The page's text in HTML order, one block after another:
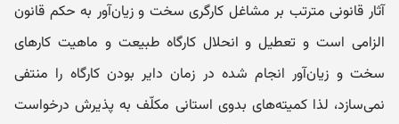
آثار قانونی مترتب بر مشاغل کارگری سخت و زیان‌آور به حکم قانون
الزامی است و تعطیل و انحلال کارگاه طبیعت و ماهیت کارهای
سخت و زیان‌آور انجام شده در زمان دایر بودن کارگاه را منتفی
نمی‌سازد، لذا کمیته‌های بدوی استانی مکلّف به پذیرش درخواست